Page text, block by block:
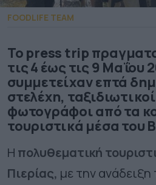
FOODLIFE TEAM
Το press trip
τις 4 έως τις 9 Μαΐου
συμμετείχαν επτά
στελέχη,
φωτογράφοι από τα
τουριστικά μέσα του
Η πολυθεματική
Πιερίας, με την